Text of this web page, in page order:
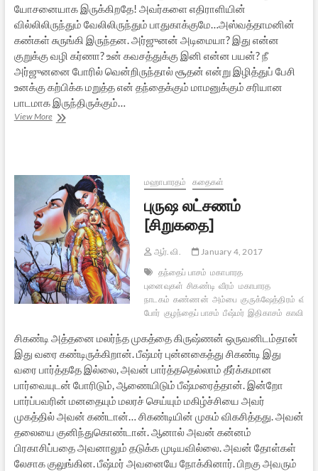
யோசனையாக இருக்கிறதே! அவர்களை எதிராளியின்
வில்லிலிருந்தும் வேலிலிருந்தும் பாதுகாக்குமே…அஸ்வத்தாமனின்
கண்கள் சுருங்கி இருந்தன. அர்ஜுனன் அடிமையா? இது என்ன
குறுக்கு வழி கர்ணா? உன் கவசத்துக்கு இனி என்ன பயன்? நீ
அர்ஜுனனை போரில் வென்றிருந்தால் சூதன் என்று இழித்துப் பேசி
உனக்கு கற்பிக்க மறுத்த என் தந்தைக்கும் மாமனுக்கும் சரியான
பாடமாக இருந்திருக்கும்…
View Moreஉடுக்கை
மஹாபாரதம் கதைகள்
புருஷ லட்சணம்
[சிறுகதை]
ஆர். வி.
January 4, 2017
தந்தைப் பாசம் மகாபாரத
புனைவுகள் சிகண்டி வீரம் மகாபாரத
நாடகம் கண்ணன் அம்பை குருக்ஷேத்திரம்
போர் குழந்தைப் பாசம் பீஷ்மர் இதிகாசம் காவியம்
சிகண்டி அத்தனை மலர்ந்த முகத்தை கிருஷ்ணன் ஒருவனிடம்தான்
இது வரை கண்டிருக்கிறான். பீஷ்மர் புன்னகைத்து சிகண்டி இது
வரை பார்த்ததே இல்லை, அவன் பார்த்ததெல்லாம் தீர்க்கமான
பார்வையுடன் போரிடும், ஆணையிடும் பீஷ்மரைத்தான். இன்றோ
பார்ப்பவரின் மனதையும் மலரச் செய்யும் மகிழ்ச்சியை அவர்
முகத்தில் அவன் கண்டான்… சிகண்டியின் முகம் விகசித்தது. அவன்
தலையை குனிந்துகொண்டான். ஆனால் அவன் கன்னம்
பிரகாசிப்பதை அவனாலும் தடுக்க முடியவில்லை. அவன் தோள்கள்
லேசாக குலுங்கின. பீஷ்மர் அவனையே நோக்கினார். பிறகு அவரும்